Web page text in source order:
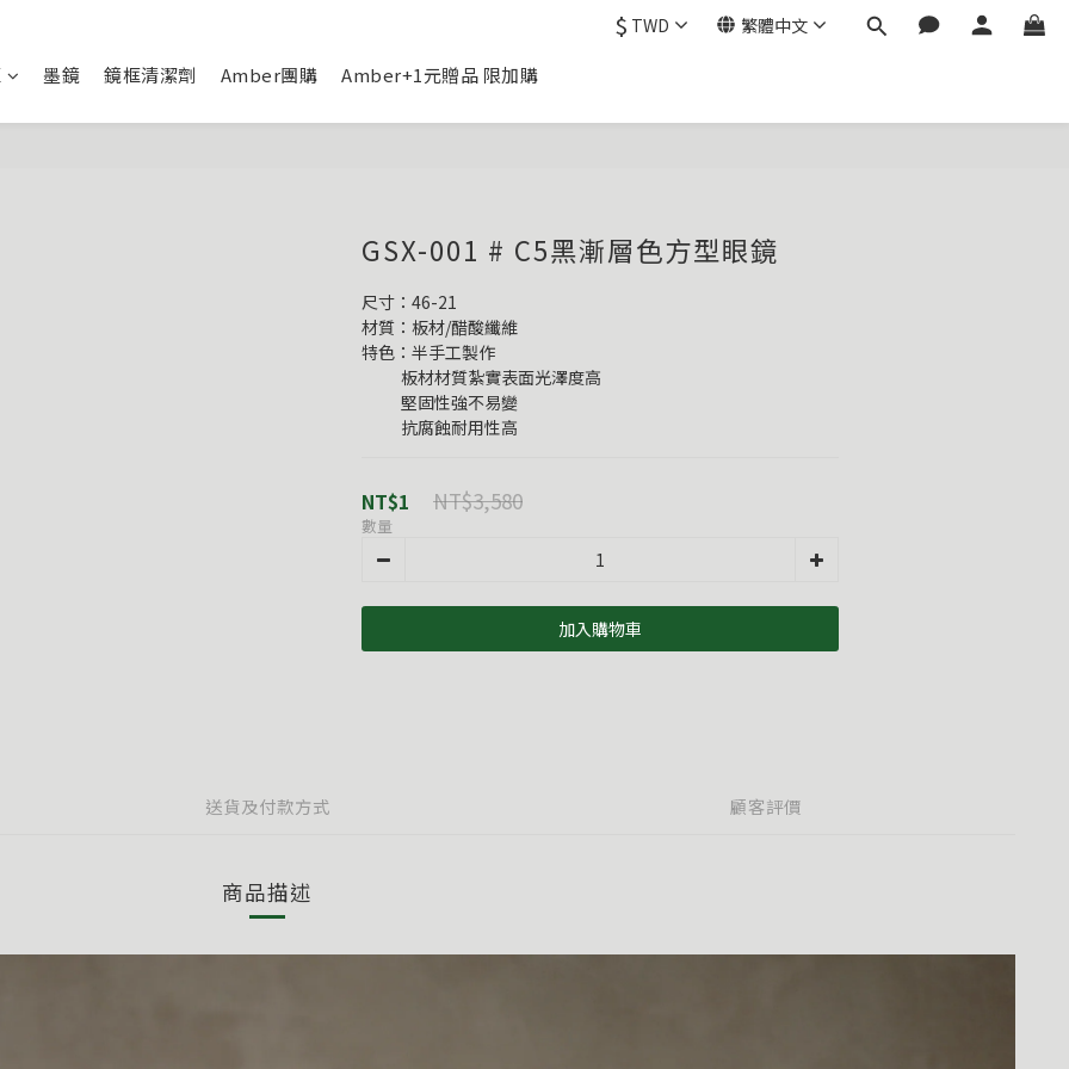
$ TWD 繁體中文
墨鏡 鏡框清潔劑 Amber團購 Amber+1元贈品 限加購
GSX-001 # C5黑漸層色方型眼鏡
尺寸：46-21
材質：板材/醋酸纖維
特色：半手工製作
           板材材質紮實表面光澤度高
           堅固性強不易變
           抗腐蝕耐用性高
NT$1 NT$3,580
數量
加入購物車
送貨及付款方式 顧客評價
商品描述